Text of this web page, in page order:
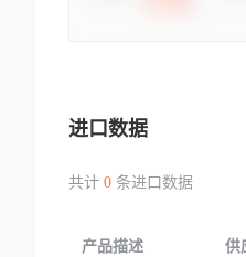
进口数据
共计 0条进口数据
产品描述 供